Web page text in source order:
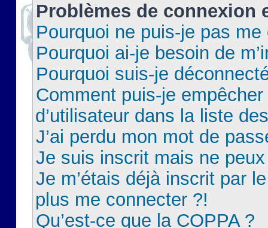
Problèmes de connexion
Pourquoi ne puis-je pas
Pourquoi ai-je besoin de
Pourquoi suis-je
Comment puis-je
d’utilisateur dans la liste
J’ai perdu mon mot de
Je suis inscrit mais ne
Je m’étais déjà inscrit par
plus me connecter ?!
Qu’est-ce que la COPPA ?